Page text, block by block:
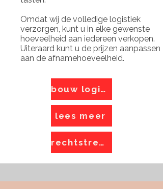
Omdat wij de volledige logistiek
verzorgen, kunt u in elke gewenste
hoeveelheid aan iedereen verkopen.
Uiteraard kunt u de prijzen aanpassen
aan de afnamehoeveelheid.
bouw logistiek
lees meer
rechtstreeks verkopen